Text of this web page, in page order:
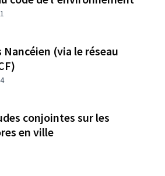
1
Nancéien (via le réseau
4
conjointes sur les
en ville